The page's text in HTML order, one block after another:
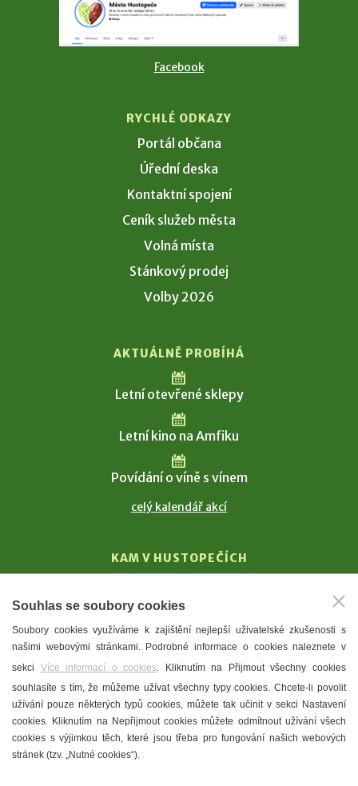
Facebook
RYCHLÉ ODKAZY
Portál občana
Úřední deska
Kontaktní spojení
Ceník služeb města
Volná místa
Stánkový prodej
Volby 2026
AKTUÁLNĚ PROBÍHÁ
Letní otevřené sklepy
Letní kino na Amfiku
Povídání o víně s vínem
celý kalendář akcí
KAM V HUSTOPEČÍCH
T. G. Masaryk
Mandloně
Ubytování
Restaurace
Městské muzeum a galerie
Denní meníčka
Souhlas se soubory cookies
Soubory cookies využíváme k zajištění nejlepší uživatelské zkušenosti s
našimi webovými stránkami. Podrobné informace o cookies naleznete v
sekci Více informací o cookies. Kliknutím na Přijmout všechny cookies
souhlasíte s tím, že můžeme užívat všechny typy cookies. Chcete-li povolit
užívání pouze některých typů cookies, můžete tak učinit v sekci Nastavení
cookies. Kliknutím na Nepřijmout cookies můžete odmítnout užívání všech
cookies s výjimkou těch, které jsou třeba pro fungování našich webových
stránek (tzv. „Nutné cookies“).